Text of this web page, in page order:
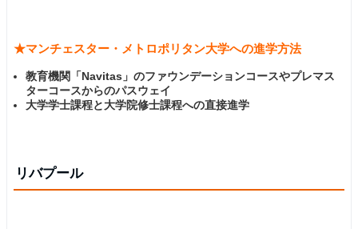
★マンチェスター・メトロポリタン大学への進学方法
教育機関「Navitas」のファウンデーションコースやプレマス
ターコースからのパスウェイ
大学学士課程と大学院修士課程への直接進学
リバプール